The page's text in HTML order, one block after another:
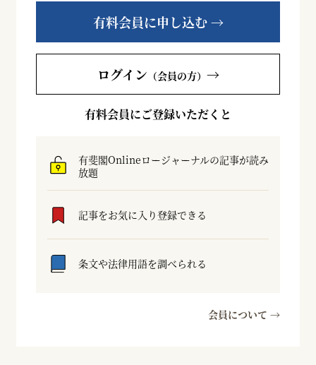
有料会員に申し込む →
ログイン （会員の方） →
有料会員にご登録いただくと
有斐閣Onlineロージャーナルの記事が読み
放題
記事をお気に入り登録できる
条文や法律用語を調べられる
会員について →